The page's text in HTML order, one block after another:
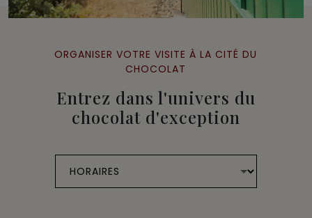
ORGANISER VOTRE VISITE À LA CITÉ DU
CHOCOLAT
Entrez dans l'univers du
chocolat d'exception